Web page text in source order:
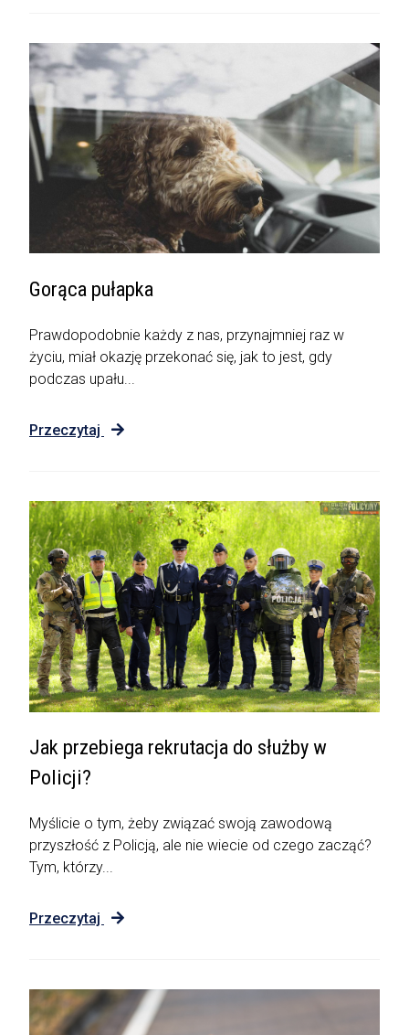
Gorąca pułapka
Prawdopodobnie każdy z nas, przynajmniej raz w
życiu, miał okazję przekonać się, jak to jest, gdy
podczas upału...
Przeczytaj
Jak przebiega rekrutacja do służby w
Policji?
Myślicie o tym, żeby związać swoją zawodową
przyszłość z Policją, ale nie wiecie od czego zacząć?
Tym, którzy...
Przeczytaj